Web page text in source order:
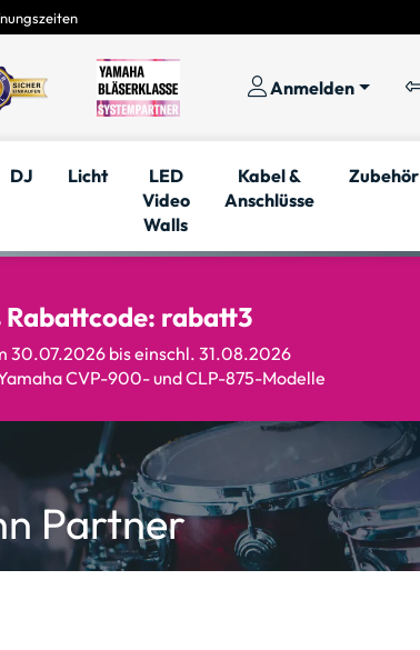
Anmelden
DJ Licht
LED
Video
Walls
Kabel &
Anschlüsse
Zubehör
Rabattcode: rabatt3
30.07.2026 bis einschl. 31.08.2026
CVP-900- und CLP-875-Modelle
Partner